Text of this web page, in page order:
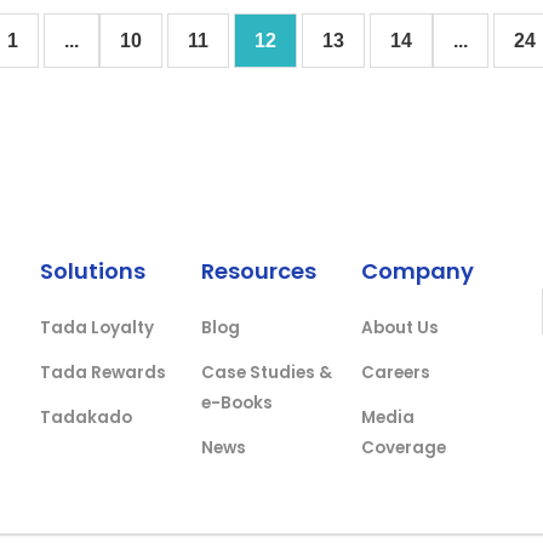
1 ... 10 11 12 13 14 ... 24
Solutions
Tada Loyalty
Tada Rewards
Tadakado
Resources
Blog
Case Studies &
e-Books
News
Company
About Us
Careers
Media
Coverage